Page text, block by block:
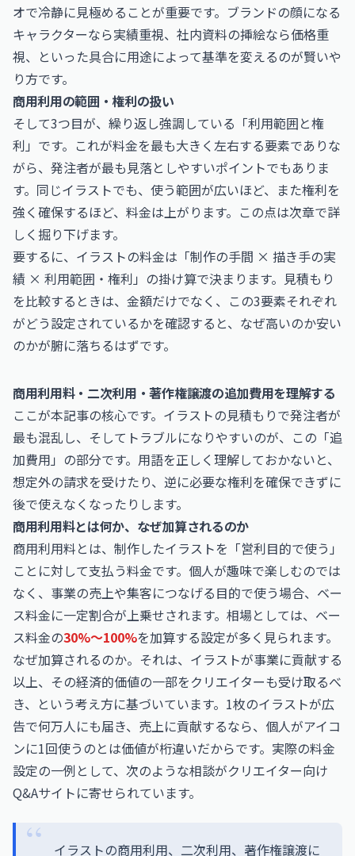
オで冷静に見極めることが重要です。ブランドの顔になる
キャラクターなら実績重視、社内資料の挿絵なら価格重
視、といった具合に用途によって基準を変えるのが賢いや
り方です。
商用利用の範囲・権利の扱い
そして3つ目が、繰り返し強調している「利用範囲と権
利」です。これが料金を最も大きく左右する要素でありな
がら、発注者が最も見落としやすいポイントでもありま
す。同じイラストでも、使う範囲が広いほど、また権利を
強く確保するほど、料金は上がります。この点は次章で詳
しく掘り下げます。
要するに、イラストの料金は「制作の手間 × 描き手の実
績 × 利用範囲・権利」の掛け算で決まります。見積もり
を比較するときは、金額だけでなく、この3要素それぞれ
がどう設定されているかを確認すると、なぜ高いのか安い
のかが腑に落ちるはずです。
商用利用料・二次利用・著作権譲渡の追加費用を理解する
ここが本記事の核心です。イラストの見積もりで発注者が
最も混乱し、そしてトラブルになりやすいのが、この「追
加費用」の部分です。用語を正しく理解しておかないと、
想定外の請求を受けたり、逆に必要な権利を確保できずに
後で使えなくなったりします。
商用利用料とは何か、なぜ加算されるのか
商用利用料とは、制作したイラストを「営利目的で使う」
ことに対して支払う料金です。個人が趣味で楽しむのでは
なく、事業の売上や集客につなげる目的で使う場合、ベー
ス料金に一定割合が上乗せされます。相場としては、ベー
ス料金の30%〜100%を加算する設定が多く見られます。
なぜ加算されるのか。それは、イラストが事業に貢献する
以上、その経済的価値の一部をクリエイターも受け取るべ
き、という考え方に基づいています。1枚のイラストが広
告で何万人にも届き、売上に貢献するなら、個人がアイコ
ンに1回使うのとは価値が桁違いだからです。実際の料金
設定の一例として、次のような相談がクリエイター向け
Q&Aサイトに寄せられています。
イラストの商用利用、二次利用、著作権譲渡に